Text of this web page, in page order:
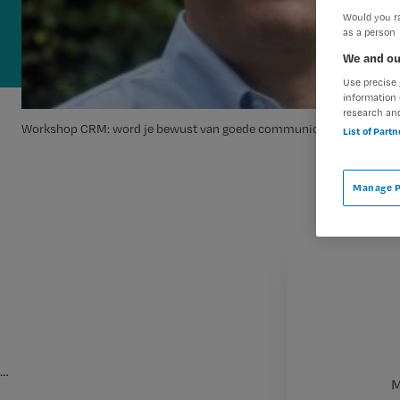
Workshop CRM: word je bewust van goede communicatie
…
Would you
as a person
We and
Use
information
research
List of
Manage